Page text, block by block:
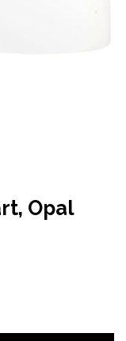
Opal